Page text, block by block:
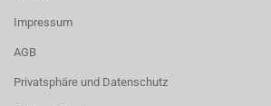
Impressum
AGB
Privatsphäre und Datenschutz